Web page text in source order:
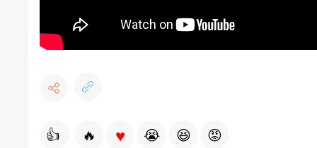
👍 🔥 ♥ 😭 😆 😡